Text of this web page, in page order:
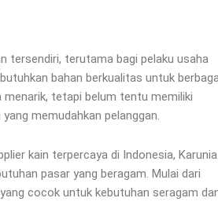
tersendiri, terutama bagi pelaku usaha
bahan berkualitas untuk
menarik, tetapi belum tentu memiliki
memudahkan pelanggan.
kain terpercaya di Indonesia, Karunia
pasar yang beragam. Mulai dari
cocok untuk kebutuhan seragam